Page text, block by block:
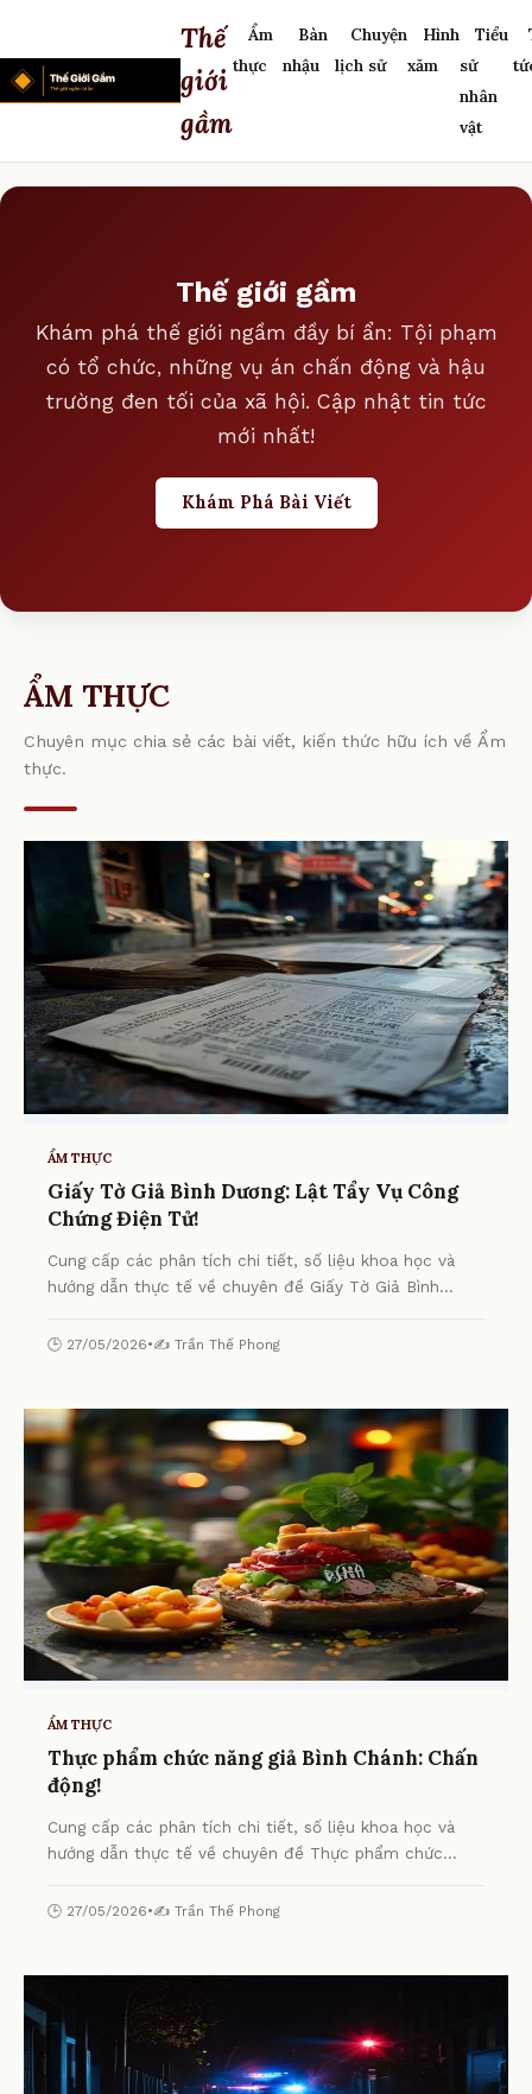
Thế
giới
gầm
Ẩm
thực
Bàn
nhậu
Chuyện
lịch sử
Hình
xăm
Tiểu
sử
nhân
vật
Thế giới gầm
Khám phá thế giới ngầm đầy bí ẩn: Tội phạm
có tổ chức, những vụ án chấn động và hậu
trường đen tối của xã hội. Cập nhật tin tức
mới nhất!
Khám Phá Bài Viết
ẨM THỰC
Chuyên mục chia sẻ các bài viết, kiến thức hữu ích về Ẩm
thực.
ẨM THỰC
Giấy Tờ Giả Bình Dương: Lật Tẩy Vụ Công
Chứng Điện Tử!
Cung cấp các phân tích chi tiết, số liệu khoa học và
hướng dẫn thực tế về chuyên đề Giấy Tờ Giả Bình
🕒 27/05/2026•✍️ Trần Thế Phong
ẨM THỰC
Thực phẩm chức năng giả Bình Chánh: Chấn
động!
Cung cấp các phân tích chi tiết, số liệu khoa học và
hướng dẫn thực tế về chuyên đề Thực phẩm chức
🕒 27/05/2026•✍️ Trần Thế Phong